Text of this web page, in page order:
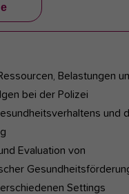
Belastungen
bei der Polizei
und
Evaluation von
Settings